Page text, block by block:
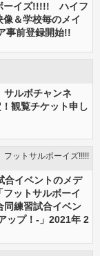
ーイズ!!!!! ハイフ
＆学校毎のメイ
事前登録開始!!
サルボチャンネ
観覧チケット申し
フットサルボーイズ!!!!!
合イベントのメデ
ットサルボーイ
練習試合イベン
ップ！-」2021年 2